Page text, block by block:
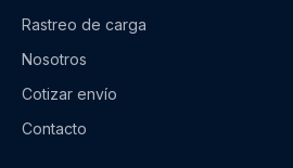
Rastreo de carga
Nosotros
Cotizar envío
Contacto